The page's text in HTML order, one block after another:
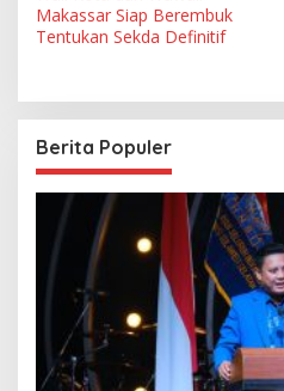
a
v
g
a
s
p
o
Makassar Siap Berembuk
Tentukan Sekda Definitif
Berita Populer